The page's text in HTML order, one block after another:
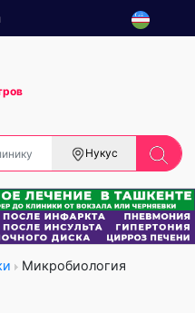
Нукус
Микробиология